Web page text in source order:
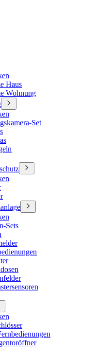
Haus
Wohnung
Set
Sets